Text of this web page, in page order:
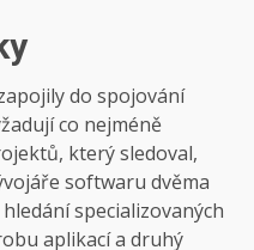
do spojování
co nejméně
který sledoval,
softwaru dvěma
specializovaných
aplikací a druhý